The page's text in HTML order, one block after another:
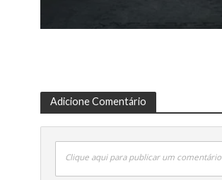
Adicione Comentário
Clique aqui para publicar um comentário